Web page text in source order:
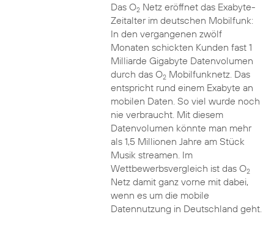
Das O2Netz eröffnet das Exabyte-
Zeitalter im deutschen Mobilfunk:
In den vergangenen zwölf
Monaten schickten Kunden fast 1
Milliarde Gigabyte Datenvolumen
durch das O2Mobilfunknetz. Das
entspricht rund einem Exabyte an
mobilen Daten. So viel wurde noch
nie verbraucht. Mit diesem
Datenvolumen könnte man mehr
als 1,5 Millionen Jahre am Stück
Musik streamen. Im
Wettbewerbsvergleich ist das O2
Netz damit ganz vorne mit dabei,
wenn es um die mobile
Datennutzung in Deutschland geht.